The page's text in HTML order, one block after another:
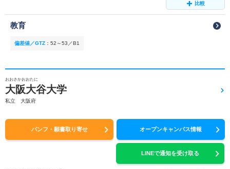
比較
教育
偏差値／GTZ ： 52～53／B1
おおさかおおたに
大阪大谷大学
私立 大阪府
パンフ・願書取り寄せ オープンキャンパス情報
LINEで通知を受け取る